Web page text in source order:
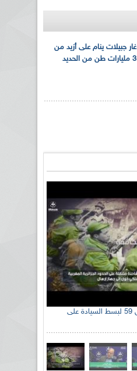
غار جبيلات ينام على أزيد من
3 مليارات طن من الحديد
الإذاعة الجزائرية تحي الذكرى 59 لبسط السيادة على